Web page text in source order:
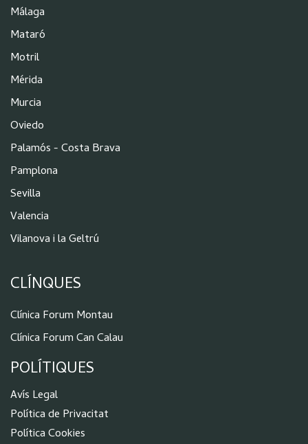
Málaga
Mataró
Motril
Mérida
Murcia
Oviedo
Palamós - Costa Brava
Pamplona
Sevilla
Valencia
Vilanova i la Geltrú
CLÍNQUES
Clínica Forum Montau
Clínica Forum Can Calau
POLÍTIQUES
Avís Legal
Política de Privacitat
Política Cookies